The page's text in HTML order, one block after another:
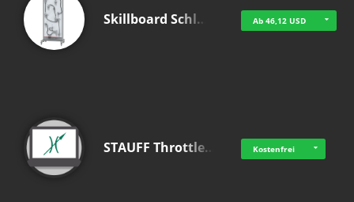
Skillboard Schl… Ab 46,12 USD
STAUFF Throttle… Kostenfrei